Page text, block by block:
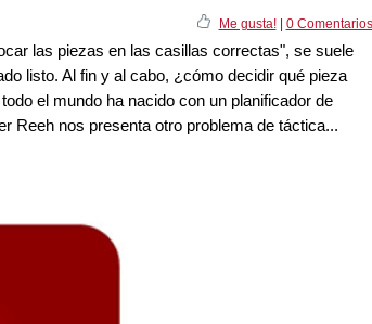
Me gusta!| 0 Comentarios
las piezas en las casillas correctas", se suele
listo. Al fin y al cabo, ¿cómo decidir qué pieza
el mundo ha nacido con un planificador de
Reeh nos presenta otro problema de táctica...